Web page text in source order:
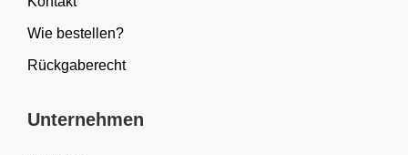
Wie bestellen?
Rückgaberecht
Unternehmen